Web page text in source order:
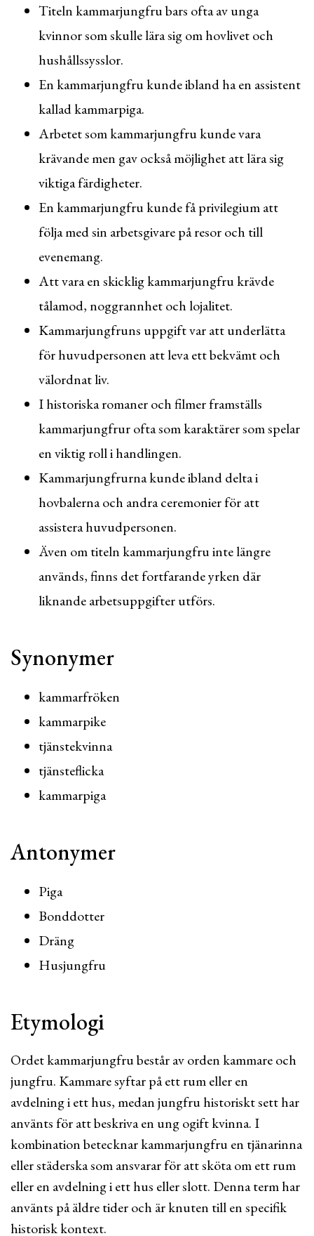
Titeln kammarjungfru bars ofta av unga
kvinnor som skulle lära sig om hovlivet och
hushållssysslor.
En kammarjungfru kunde ibland ha en assistent
kallad kammarpiga.
Arbetet som kammarjungfru kunde vara
krävande men gav också möjlighet att lära sig
viktiga färdigheter.
En kammarjungfru kunde få privilegium att
följa med sin arbetsgivare på resor och till
evenemang.
Att vara en skicklig kammarjungfru krävde
tålamod, noggrannhet och lojalitet.
Kammarjungfruns uppgift var att underlätta
för huvudpersonen att leva ett bekvämt och
välordnat liv.
I historiska romaner och filmer framställs
kammarjungfrur ofta som karaktärer som spelar
en viktig roll i handlingen.
Kammarjungfrurna kunde ibland delta i
hovbalerna och andra ceremonier för att
assistera huvudpersonen.
Även om titeln kammarjungfru inte längre
används, finns det fortfarande yrken där
liknande arbetsuppgifter utförs.
Synonymer
kammarfröken
kammarpike
tjänstekvinna
tjänsteflicka
kammarpiga
Antonymer
Piga
Bonddotter
Dräng
Husjungfru
Etymologi
Ordet kammarjungfru består av orden kammare och
jungfru. Kammare syftar på ett rum eller en
avdelning i ett hus, medan jungfru historiskt sett har
använts för att beskriva en ung ogift kvinna. I
kombination betecknar kammarjungfru en tjänarinna
eller städerska som ansvarar för att sköta om ett rum
eller en avdelning i ett hus eller slott. Denna term har
använts på äldre tider och är knuten till en specifik
historisk kontext.